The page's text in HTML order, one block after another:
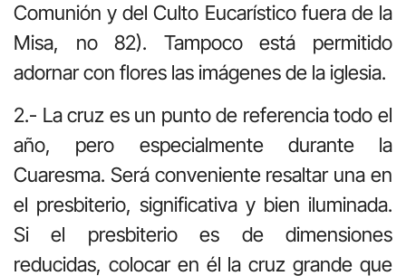
Comunión y del Culto Eucarístico fuera de la
Misa, no 82). Tampoco está permitido
adornar con flores las imágenes de la iglesia.
2.- La cruz es un punto de referencia todo el
año, pero especialmente durante la
Cuaresma. Será conveniente resaltar una en
el presbiterio, significativa y bien iluminada.
Si el presbiterio es de dimensiones
reducidas, colocar en él la cruz grande que